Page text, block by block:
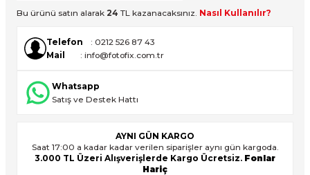
Işık Setleri
Setleri
Bu ürünü satın alarak 24 TL kazanacaksınız. Nasıl Kullanılır?
Telefon
: 0212 526 87 43
Mail
: info@fotofix.com.tr
Whatsapp
Satış ve Destek Hattı
AYNI GÜN KARGO
Saat 17:00 a kadar kadar verilen siparişler aynı gün kargoda.
3.000 TL Üzeri Alışverişlerde Kargo Ücretsiz. Fonlar
Hariç